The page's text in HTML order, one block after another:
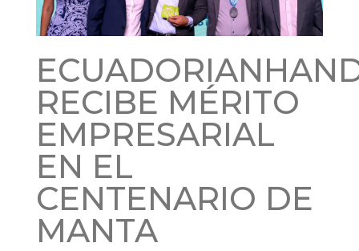
RECIBE MÉRITO
EMPRESARIAL
EN EL
CENTENARIO DE
MANTA